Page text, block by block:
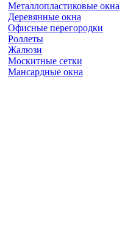
Металлопластиковые окна
Деревянные окна
Офисные перегородки
Роллеты
Жалюзи
Москитные сетки
Мансардные окна